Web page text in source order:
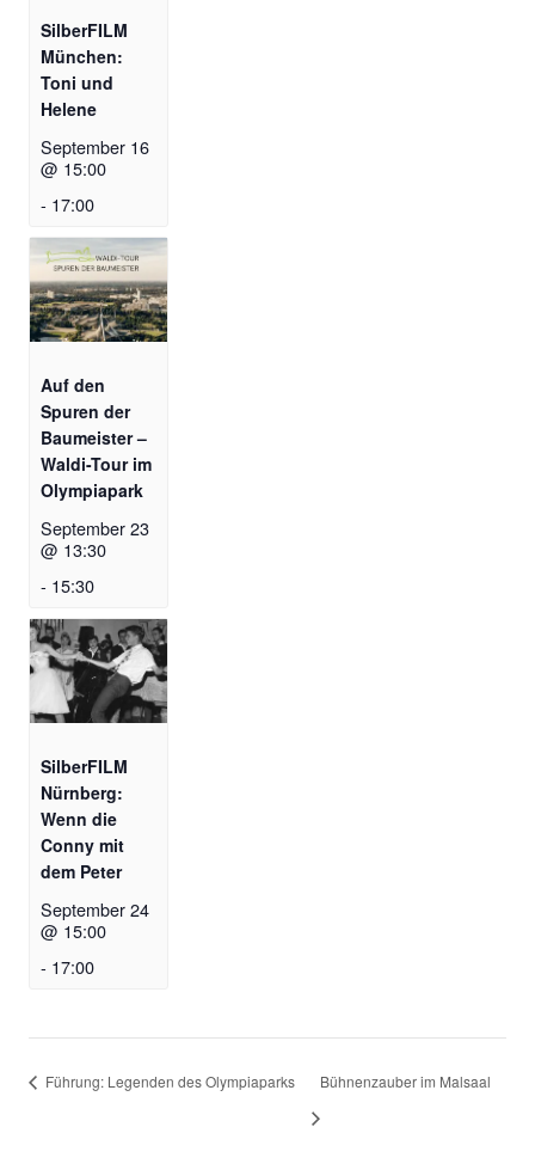
SilberFILM
München:
Toni und
Helene
September 16
@ 15:00
- 17:00
Auf den
Spuren der
Baumeister –
Waldi-Tour im
Olympiapark
September 23
@ 13:30
- 15:30
SilberFILM
Nürnberg:
Wenn die
Conny mit
dem Peter
September 24
@ 15:00
- 17:00
Führung: Legenden des Olympiaparks Bühnenzauber im Malsaal